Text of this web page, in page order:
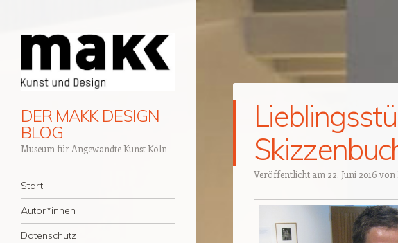
DER MAKK DESIGN
BLOG
Museum für Angewandte Kunst Köln
Navigation
Zum Inhalt springen
Start
Autor*innen
Datenschutz
Veröffentlicht am 22. Juni 2016 von